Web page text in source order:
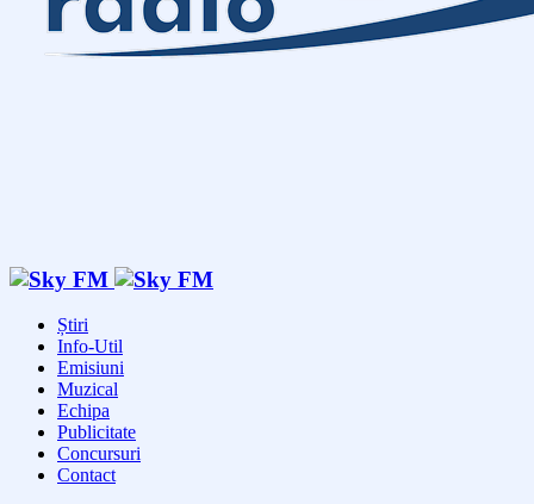
Știri
Info-Util
Emisiuni
Muzical
Echipa
Publicitate
Concursuri
Contact